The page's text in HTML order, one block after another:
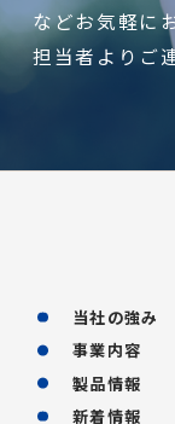
などお気軽に
担当者よりご
当社の強み
事業内容
製品情報
新着情報